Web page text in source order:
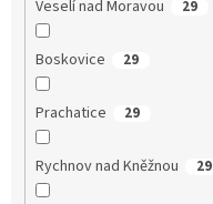
Veselí nad Moravou 29
Boskovice 29
Prachatice 29
Rychnov nad Kněžnou 29